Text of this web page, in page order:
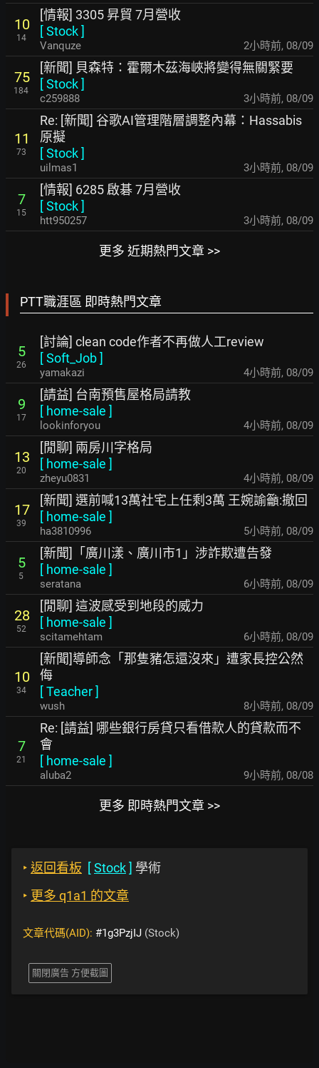
10
14
[情報] 3305 昇貿 7月營收
[Stock]
Vanquze 2小時前, 08/09
75
184
[新聞] 貝森特：霍爾木茲海峽將變得無關緊要
[Stock]
c259888 3小時前, 08/09
11
73
Re: [新聞] 谷歌AI管理階層調整內幕：Hassabis
原擬
[Stock]
uilmas1 3小時前, 08/09
7
15
[情報] 6285 啟碁 7月營收
[Stock]
htt950257 3小時前, 08/09
更多 近期熱門文章 >>
PTT職涯區 即時熱門文章
5
26
[討論] clean code作者不再做人工review
[Soft_Job]
yamakazi 4小時前, 08/09
9
17
[請益] 台南預售屋格局請教
[ home-sale ]
lookinforyou 4小時前, 08/09
13
20
[閒聊] 兩房川字格局
[ home-sale ]
zheyu0831 4小時前, 08/09
17
39
[新聞] 選前喊13萬社宅上任剩3萬 王婉諭籲:撤回
[ home-sale ]
ha3810996 5小時前, 08/09
5
5
[新聞]「廣川漾、廣川市1」涉詐欺遭告發
[ home-sale ]
seratana 6小時前, 08/09
28
52
[閒聊] 這波感受到地段的威力
[ home-sale ]
scitamehtam 6小時前, 08/09
10
34
[新聞]導師念「那隻豬怎還沒來」遭家長控公然
侮
[Teacher]
wush 8小時前, 08/09
7
21
Re: [請益] 哪些銀行房貸只看借款人的貸款而不
會
[ home-sale ]
aluba2 9小時前, 08/08
更多 即時熱門文章 >>
‣ 返回看板 [Stock] 學術
‣ 更多 q1a1 的文章
文章代碼(AID): #1g3PzjIJ (Stock)
關閉廣告 方便截圖